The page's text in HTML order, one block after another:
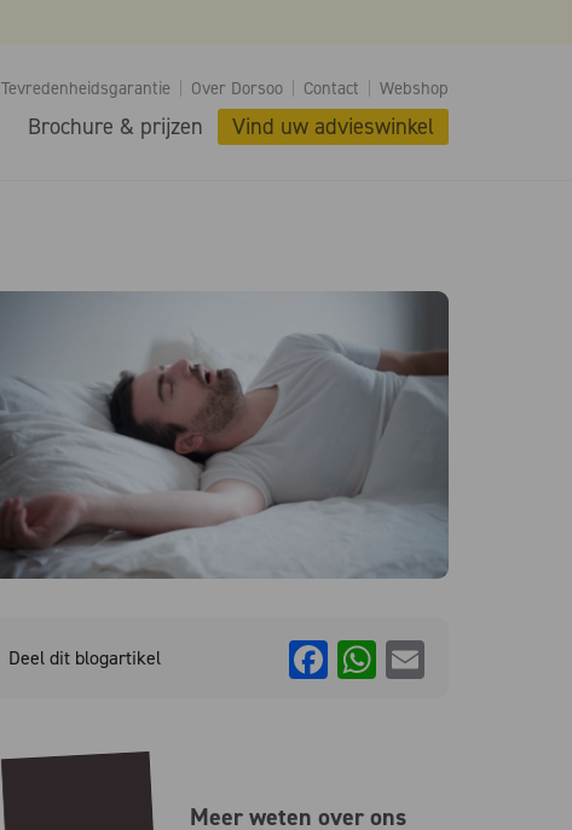
Tevredenheidsgarantie Over Dorsoo Contact Webshop
Brochure & prijzen Vind uw advieswinkel
Deel dit blogartikel Facebook
WhatsApp
Meer weten over ons